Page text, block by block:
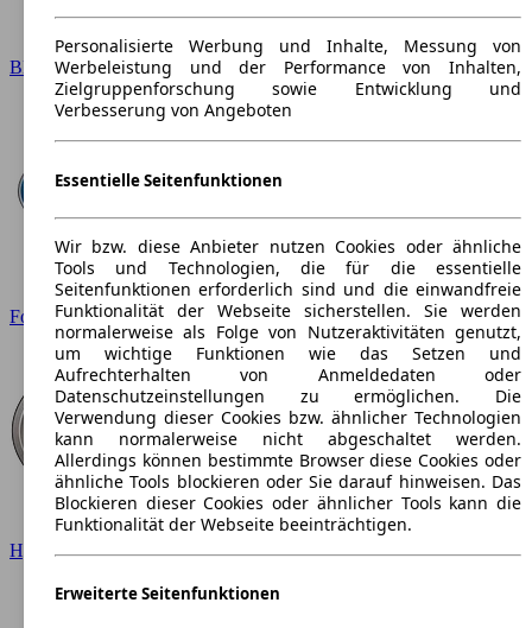
BMW
Ford
Hyundai
Personalisierte Werbung und Inhalte, Messung von
Werbeleistung und der Performance von Inhalten,
Zielgruppenforschung sowie Entwicklung und
Verbesserung von Angeboten
Essentielle Seitenfunktionen
Wir bzw. diese Anbieter nutzen Cookies oder ähnliche
Tools und Technologien, die für die essentielle
Seitenfunktionen erforderlich sind und die einwandfreie
Funktionalität der Webseite sicherstellen. Sie werden
normalerweise als Folge von Nutzeraktivitäten genutzt,
um wichtige Funktionen wie das Setzen und
Aufrechterhalten von Anmeldedaten oder
Datenschutzeinstellungen zu ermöglichen. Die
Verwendung dieser Cookies bzw. ähnlicher Technologien
kann normalerweise nicht abgeschaltet werden.
Allerdings können bestimmte Browser diese Cookies oder
ähnliche Tools blockieren oder Sie darauf hinweisen. Das
Blockieren dieser Cookies oder ähnlicher Tools kann die
Funktionalität der Webseite beeinträchtigen.
Erweiterte Seitenfunktionen